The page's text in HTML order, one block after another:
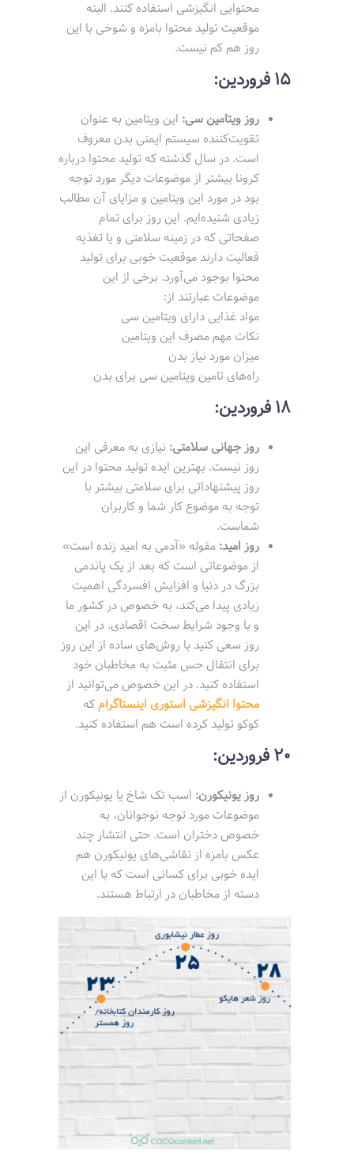
محتوایی انگیزشی استفاده کنند. البته
موقعیت تولید محتوا بامزه و شوخی با این
روز هم کم نیست.
15 فروردین:
روز ویتامین سی: این ویتامین به عنوان
تقویت‌کننده سیستم ایمنی بدن معروف
است. در سال گذشته که تولید محتوا درباره
کرونا بیشتر از موضوعات دیگر مورد توجه
بود در مورد این ویتامین و مزایای آن مطالب
زیادی شنیده‌ایم. این روز برای تمام
صفحاتی که در زمینه سلامتی و یا تغذیه
فعالیت دارند موقعیت خوبی برای تولید
محتوا بوجود می‌آورد. برخی از این
موضوعات عبارتند از:
مواد غذایی دارای ویتامین سی
نکات مهم مصرف این ویتامین
میزان مورد نیاز بدن
راه‌های تامین ویتامین سی برای بدن
18 فروردین:
روز جهانی سلامتی: نیازی به معرفی این
روز نیست. بهترین ایده تولید محتوا در این
روز پیشنهاداتی برای سلامتی بیشتر با
توجه به موضوع کار شما و کاربران
شماست.
روز امید: مقوله «آدمی به امید زنده است»
از موضوعاتی است که بعد از یک پاندمی
بزرگ در دنیا و افزایش افسردگی اهمیت
زیادی پیدا می‌کند، به خصوص در کشور ما
و با وجود شرایط سخت اقصادی. در این
روز سعی کنید با روش‌های ساده از این روز
برای انتقال حس مثبت به مخاطبان خود
استفاده کنید. در این خصوص می‌توانید از
محتوا انگیزشی استوری اینستاگرامکه
کوکو تولید کرده است هم استفاده کنید.
20 فروردین:
روز یونیکورن: اسب تک شاخ یا یونیکورن از
موضوعات مورد توجه نوجوانان، به
خصوص دختران است. حتی انتشار چند
عکس بامزه از نقاشی‌های یونیکورن هم
ایده خوبی برای کسانی است که با این
دسته از مخاطبان در ارتباط هستند.